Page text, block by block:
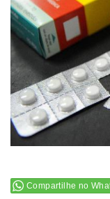
Compartilhe no